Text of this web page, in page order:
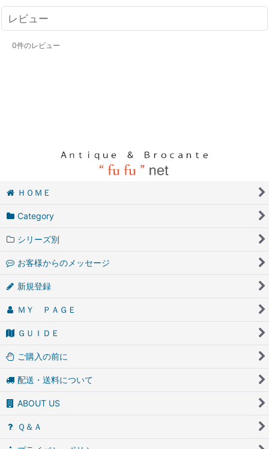
レビュー
0件のレビュー
ＨＯＭＥ
Category
シリーズ別
お客様からのメッセージ
新規登録
ＭＹ ＰＡＧＥ
ＧＵＩＤＥ
ご購入の前に
配送・送料について
ABOUT US
Ｑ＆Ａ